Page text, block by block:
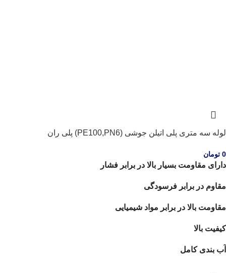
لوله سه متری پلی اتیلن جوشی (PE100,PN6) پلی ران
0 تومان
دارای مقاومت بسیار بالا در برابر فشار
مقاوم در برابر فرسودگی
مقاومت بالا در برابر مواد شیمیایی
کیفیت بالا
آب بندی کامل